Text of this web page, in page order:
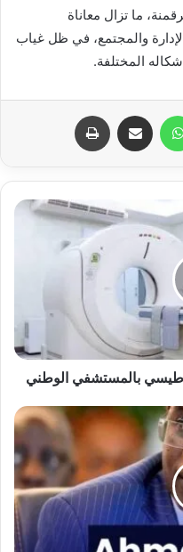
ما تزال معاناة
والمجتمع، في ظل غياب
المختلفة.
واتساب مشاركة عبر البريد
بالمستشفي الوطني